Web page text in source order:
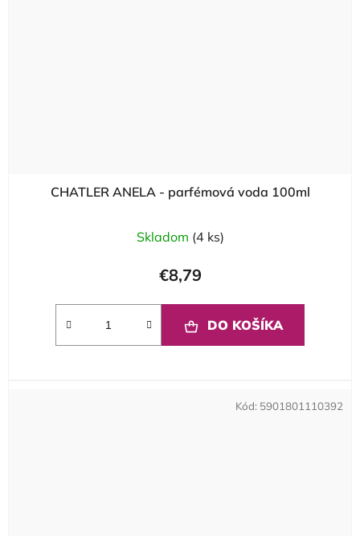
CHATLER ANELA - parfémová voda 100ml
Skladom (4 ks)
€8,79
DO KOŠÍKA
Kód: 5901801110392